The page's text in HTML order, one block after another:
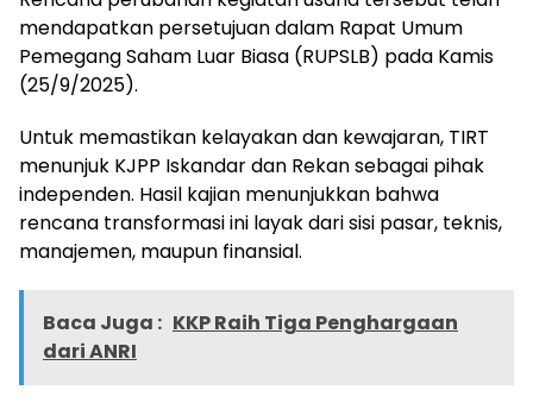
mendapatkan persetujuan dalam Rapat Umum
Pemegang Saham Luar Biasa (RUPSLB) pada Kamis
(25/9/2025).
Untuk memastikan kelayakan dan kewajaran, TIRT
menunjuk KJPP Iskandar dan Rekan sebagai pihak
independen. Hasil kajian menunjukkan bahwa
rencana transformasi ini layak dari sisi pasar, teknis,
manajemen, maupun finansial.
Baca Juga : KKP Raih Tiga Penghargaan
dari ANRI